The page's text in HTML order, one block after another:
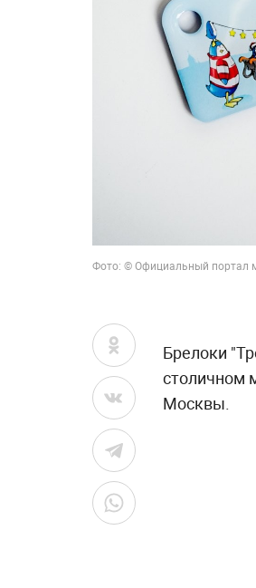
Фото: © Официальный портал
Брелоки
столичном
Москвы.